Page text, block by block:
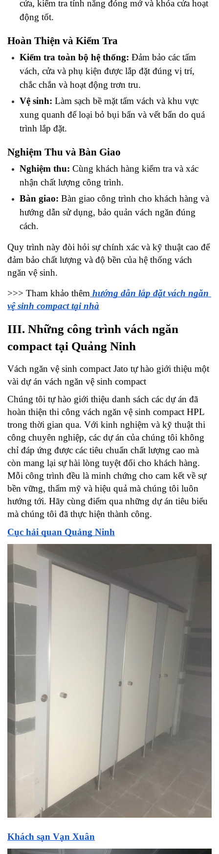
cửa, kiểm tra tính năng đóng mở và khóa cửa hoạt
động tốt.
Hoàn Thiện và Kiểm Tra
Kiểm tra toàn bộ hệ thống: Đảm bảo các tấm
vách, cửa và phụ kiện được lắp đặt đúng vị trí,
chắc chắn và hoạt động trơn tru.
Vệ sinh: Làm sạch bề mặt tấm vách và khu vực
xung quanh để loại bỏ bụi bẩn và vết bẩn do quá
trình lắp đặt.
Nghiệm Thu và Bàn Giao
Nghiệm thu: Cùng khách hàng kiểm tra và xác
nhận chất lượng công trình.
Bàn giao: Bàn giao công trình cho khách hàng và
hướng dẫn sử dụng, bảo quản vách ngăn đúng
cách.
Quy trình này đòi hỏi sự chính xác và kỹ thuật cao để
đảm bảo chất lượng và độ bền của hệ thống vách
ngăn vệ sinh.
>>> Tham khảo thêm hướng dẫn lắp đặt vách ngăn
vệ sinh compact tại nhà
III. Những công trình vách ngăn
compact tại Quảng Ninh
Vách ngăn vệ sinh compact Jato tự hào giới thiệu một
vài dự án vách ngăn vệ sinh compact
Chúng tôi tự hào giới thiệu danh sách các dự án đã
hoàn thiện thi công vách ngăn vệ sinh compact HPL
trong thời gian qua. Với kinh nghiệm và kỹ thuật thi
công chuyên nghiệp, các dự án của chúng tôi không
chỉ đáp ứng được các tiêu chuẩn chất lượng cao mà
còn mang lại sự hài lòng tuyệt đối cho khách hàng.
Mỗi công trình đều là minh chứng cho cam kết về sự
bền vững, thẩm mỹ và hiệu quả mà chúng tôi luôn
hướng tới. Hãy cùng điểm qua những dự án tiêu biểu
mà chúng tôi đã thực hiện thành công.
Cục hải quan Quảng Ninh
Khách sạn Vạn Xuân